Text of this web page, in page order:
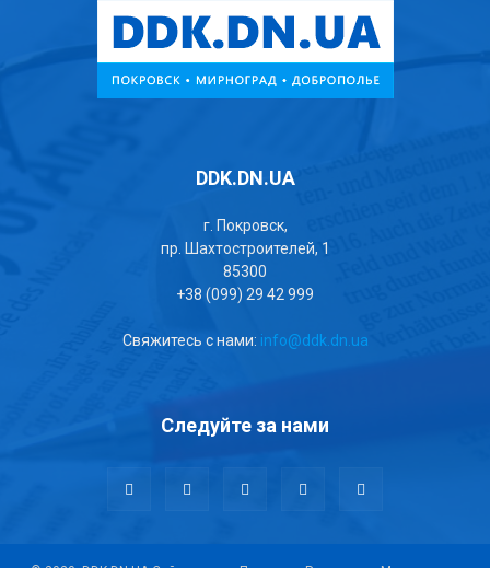
DDK.DN.UA
г. Покровск,
пр. Шахтостроителей, 1
85300
+38 (099) 29 42 999
Свяжитесь с нами: info@ddk.dn.ua
Следуйте за нами